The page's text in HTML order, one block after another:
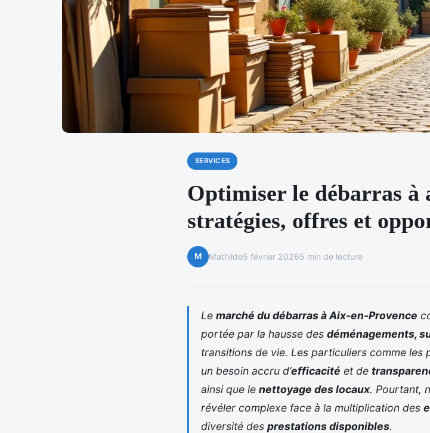
SERVICES
Optimiser le débarras à
stratégies, offres et
M Mathilde5 février 20265 min de lecture
Le marché du débarras à Aix-en-Provence
portée par la hausse des déménagements,
transitions de vie. Les particuliers comme les
un besoin accru d’efficacité et de
ainsi que le nettoyage des locaux. Pourtant,
révéler complexe face à la multiplication des
diversité des prestations disponibles.